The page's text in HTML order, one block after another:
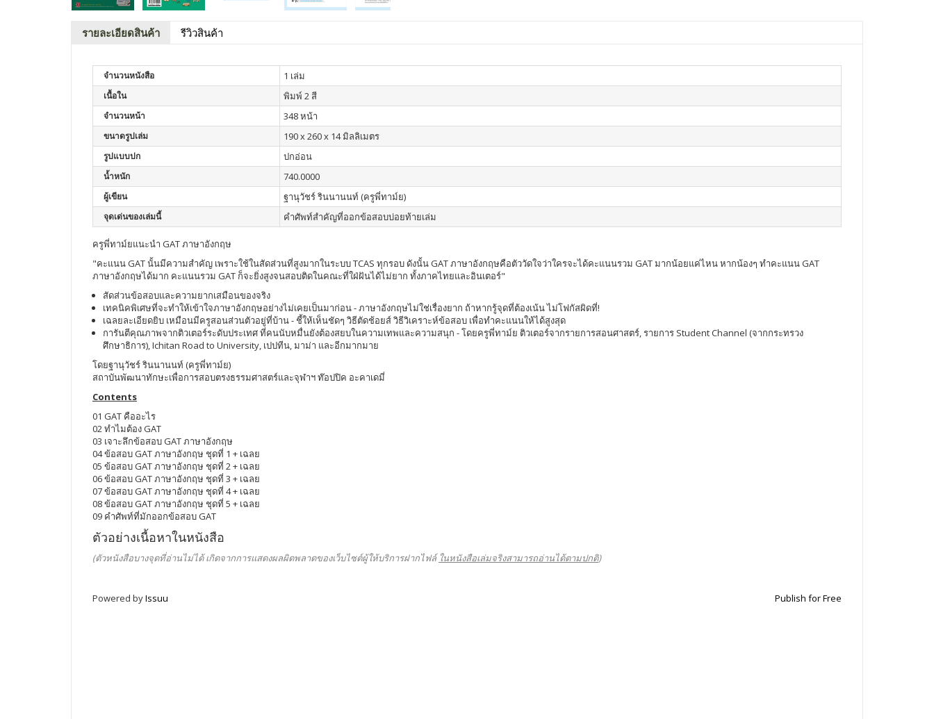
รายละเอียดสินค้า รีวิวสินค้า
จำนวนหนังสือ 1 เล่ม
เนื้อใน พิมพ์ 2 สี
จำนวนหน้า 348 หน้า
ขนาดรูปเล่ม 190 x 260 x 14 มิลลิเมตร
รูปแบบปก ปกอ่อน
น้ำหนัก 740.0000
ผู้เขียน ฐานุวัชร์ รินนานนท์ (ครูพี่ทาม์ย)
จุดเด่นของเล่มนี้ คำศัพท์สำคัญที่ออกข้อสอบบ่อยท้ายเล่ม
ครูพี่ทาม์ยแนะนำ GAT ภาษาอังกฤษ
"คะแนน GAT นั้นมีความสำคัญ เพราะใช้ในสัดส่วนที่สูงมากในระบบ TCAS ทุกรอบ ดังนั้น GAT ภาษาอังกฤษคือตัววัดใจว่าใครจะได้คะแนนรวม GAT มากน้อยแค่ไหน หากน้องๆ ทำคะแนน GAT
ภาษาอังกฤษได้มาก คะแนนรวม GAT ก็จะยิ่งสูงจนสอบติดในคณะที่ใฝ่ฝันได้ไม่ยาก ทั้งภาคไทยและอินเตอร์"
สัดส่วนข้อสอบและความยากเสมือนของจริง
เทคนิคพิเศษที่จะทำให้เข้าใจภาษาอังกฤษอย่างไม่เคยเป็นมาก่อน - ภาษาอังกฤษไม่ใช่เรื่องยาก ถ้าหากรู้จุดที่ต้องเน้น ไม่โฟกัสผิดที่!
เฉลยละเอียดยิบ เหมือนมีครูสอนส่วนตัวอยู่ที่บ้าน - ชี้ให้เห็นชัดๆ วิธีตัดช้อยส์ วิธีวิเคราะห์ข้อสอบ เพื่อทำคะแนนให้ได้สูงสุด
การันตีคุณภาพจากติวเตอร์ระดับประเทศ ที่คนนับหมื่นยังต้องสยบในความเทพและความสนุก - โดยครูพี่ทาม์ย ติวเตอร์จากรายการสอนศาสตร์, รายการ Student Channel (จากกระทรวง
ศึกษาธิการ), Ichitan Road to University, เปปทีน, มาม่า และอีกมากมาย
โดยฐานุวัชร์ รินนานนท์ (ครูพี่ทาม์ย)
สถาบันพัฒนาทักษะเพื่อการสอบตรงธรรมศาสตร์และจุฬาฯ ท๊อปปิค อะคาเดมี่
Contents
01 GAT คืออะไร
02 ทำไมต้อง GAT
03 เจาะลึกข้อสอบ GAT ภาษาอังกฤษ
04 ข้อสอบ GAT ภาษาอังกฤษ ชุดที่ 1 + เฉลย
05 ข้อสอบ GAT ภาษาอังกฤษ ชุดที่ 2 + เฉลย
06 ข้อสอบ GAT ภาษาอังกฤษ ชุดที่ 3 + เฉลย
07 ข้อสอบ GAT ภาษาอังกฤษ ชุดที่ 4 + เฉลย
08 ข้อสอบ GAT ภาษาอังกฤษ ชุดที่ 5 + เฉลย
09 คำศัพท์ที่มักออกข้อสอบ GAT
ตัวอย่างเนื้อหาในหนังสือ
(ตัวหนังสือบางจุดที่อ่านไม่ได้ เกิดจากการแสดงผลผิดพลาดของเว็บไซต์ผู้ให้บริการฝากไฟล์ ในหนังสือเล่มจริงสามารถอ่านได้ตามปกติ)
Powered byIssuu Publish for Free